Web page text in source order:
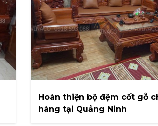
Hoàn thiện bộ đệm cốt gỗ
hàng tại Quảng Ninh